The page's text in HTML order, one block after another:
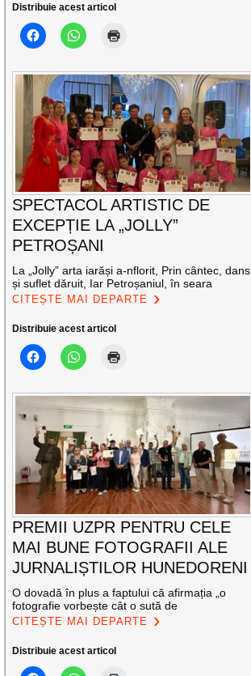
Distribuie acest articol
SPECTACOL ARTISTIC DE
EXCEPȚIE LA „JOLLY”
PETROȘANI
La „Jolly” arta iarăși a-nflorit, Prin cântec, dans
și suflet dăruit, Iar Petroșaniul, în seara
CITEȘTE MAI DEPARTE
Distribuie acest articol
PREMII UZPR PENTRU CELE
MAI BUNE FOTOGRAFII ALE
JURNALIȘTILOR HUNEDORENI
O dovadă în plus a faptului că afirmația „o
fotografie vorbește cât o sută de
CITEȘTE MAI DEPARTE
Distribuie acest articol